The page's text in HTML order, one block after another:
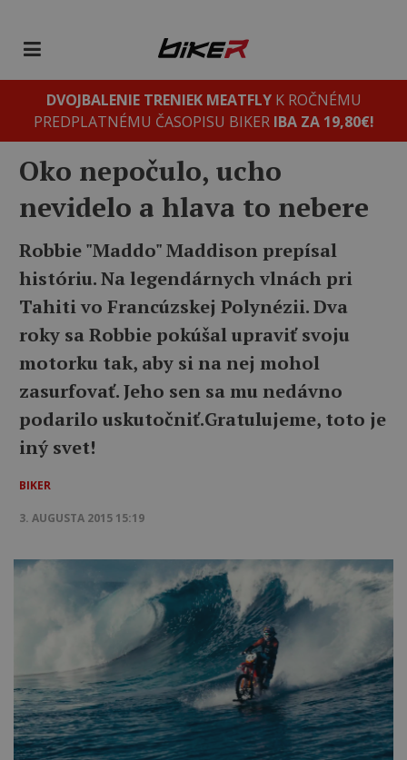
DVOJBALENIE TRENIEK MEATFLYK ROČNÉMU
PREDPLATNÉMU ČASOPISU BIKER IBA ZA 19,80€!
Oko nepočulo, ucho
nevidelo a hlava to nebere
Robbie "Maddo" Maddison prepísal
históriu. Na legendárnych vlnách pri
Tahiti vo Francúzskej Polynézii. Dva
roky sa Robbie pokúšal upraviť svoju
motorku tak, aby si na nej mohol
zasurfovať. Jeho sen sa mu nedávno
podarilo uskutočniť.Gratulujeme, toto je
iný svet!
BIKER
3. AUGUSTA 2015 15:19